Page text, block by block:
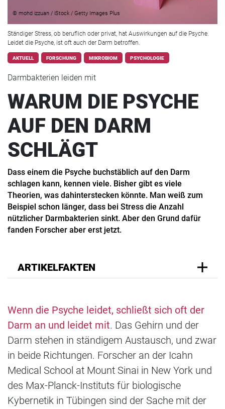
© mohd izzuan / iStock / Getty Images Plus
Ständiger Stress, ob beruflich oder privat, hat Auswirkungen auf die Psyche.
Leidet die Psyche, ist oft auch der Darm betroffen.
AKTUELL FORSCHUNG MIKROBIOM PSYCHOLOGIE
Darmbakterien leiden mit
WARUM DIE PSYCHE
AUF DEN DARM
SCHLÄGT
Dass einem die Psyche buchstäblich auf den Darm
schlagen kann, kennen viele. Bisher gibt es viele
Theorien, was dahinterstecken könnte. Man weiß zum
Beispiel schon länger, dass bei Stress die Anzahl
nützlicher Darmbakterien sinkt. Aber den Grund dafür
fanden Forscher aber erst jetzt.
ARTIKELFAKTEN
Wenn die Psyche leidet, schließt sich oft der
Darm an und leidet mit. Das Gehirn und der
Darm stehen in ständigem Austausch, und zwar
in beide Richtungen. Forscher an der Icahn
Medical School at Mount Sinai in New York und
des Max-Planck-Instituts für biologische
Kybernetik in Tübingen sind der Sache mit der